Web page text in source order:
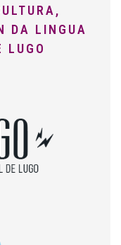
DA LINGUA
LUGO